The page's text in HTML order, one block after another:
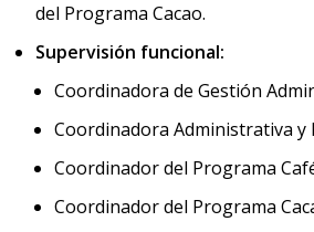
del Programa Cacao.
Supervisión funcional:
Coordinadora de Gestión
Coordinadora Administrativa y
Coordinador del Programa
Coordinador del Programa